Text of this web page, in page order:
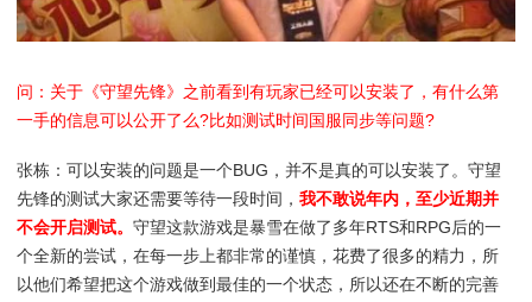
问：关于《守望先锋》之前看到有玩家已经可以安装了，有什么第
一手的信息可以公开了么?比如测试时间国服同步等问题?
张栋：可以安装的问题是一个BUG，并不是真的可以安装了。守望
先锋的测试大家还需要等待一段时间，我不敢说年内，至少近期并
不会开启测试。守望这款游戏是暴雪在做了多年RTS和RPG后的一
个全新的尝试，在每一步上都非常的谨慎，花费了很多的精力，所
以他们希望把这个游戏做到最佳的一个状态，所以还在不断的完善